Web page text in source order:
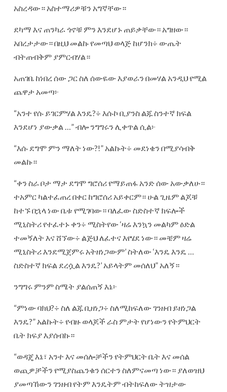
አስረዳው። አስተማሪዎቹን አግኛቸው።
ደካማ እና ጠንካራ ጎኖቹ ምን እንደሆኑ ጠይቃቸው። አግዘው።
አበረታታው። በዚህ መልኩ የመጣህ ወላጅ ከሆንክ÷ ውጤት
ብትጠብቅም ያምርብሃል።
አጠገቤ ከነበረ ሰው ጋር ስለ ሰውዬው እያወራን በመሃል አንዲህ የሚል
ጨዋታ አመጣ፦
“አንተ የሱ ይገርምሃል እንዴ?÷ እሱኮ ቢያንስ ልጁ ስንተኛ ክፍል
እንደሆነ ያውቃል …” ብሎ ንግግሩን ሊቀጥል ሲል፦
“እሱ ደግሞ ምን ማለት ነው?!” አልኩት÷ መደነቄን በሚያሳብቅ
መልኩ።
“ቀን ስራ ቦታ ማታ ደግሞ ግሮሰሪ የማይጠፋ አንድ ሰው አውቃለሁ።
ተአምር ካልተፈጠረ በቀር ከግሮሰሪ አይቀርም። ሁል ጊዜም ልጆቹ
ከተኙ በኋላ ነው ቤቱ የሚገባው። ባለፈው ስድስተኛ ክፍሎች
ሚኒስትሪ የተፈተኑ ቀን÷ ሚስትየው ‘ዛሬ እንኳን መልካም ዕድል
ተመኝለት እና ሸኘው÷ ልጅህ ለፈተና እየሄደ ነው። መቼም ዛሬ
ሚኒስትሪ እንደሚጀምሩ አትዘነጋውም’ ስትለው ‘እንዴ እንዴ …
ስድስተኛ ክፍል ደረሷል እንዴ?’ አይላትም መሰለህ” አለኝ።
ንግግሩ ምንም ስሜት ያልሰጠኝ እኔ፦
“ምነው ባክህ?÷ ስለ ልጁ ቢዘነጋ÷ ስለሚከፍለው ገንዘብ ይዘነጋል
እንዴ?” አልኩት÷ የብዙ ወላጆች ራስ ምታት የሆነውን የትምህርት
ቤት ክፍያ እያሰብኩ።
“ወዳጄ እኔ፣ አንተ እና መሰሎቻችን የትምህርት ቤት እና መሰል
ወጪዎቻችን የሚያስጨንቁን ሰርተን ስለምናመጣ ነው። ያለወዝህ
ያመጣኸውን ገንዘብ የትም እንዴትም ብትከፍለው ትዝታው